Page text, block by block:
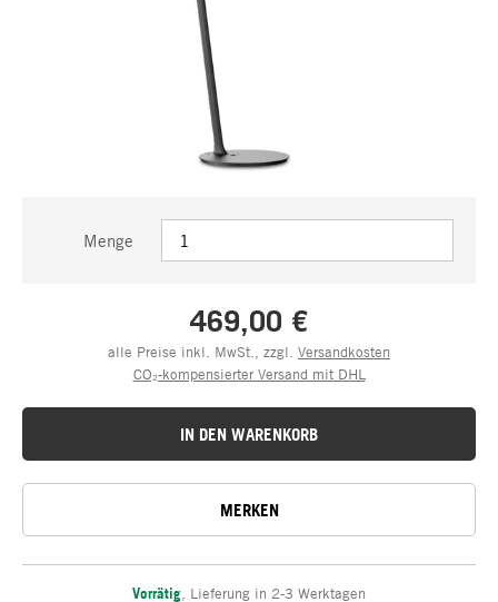
Menge
469,00 €
alle Preise inkl. MwSt., zzgl. Versandkosten
CO₂-kompensierter Versand mit DHL
IN DEN WARENKORB
MERKEN
Vorrätig Lieferung in 2-3 Werktagen